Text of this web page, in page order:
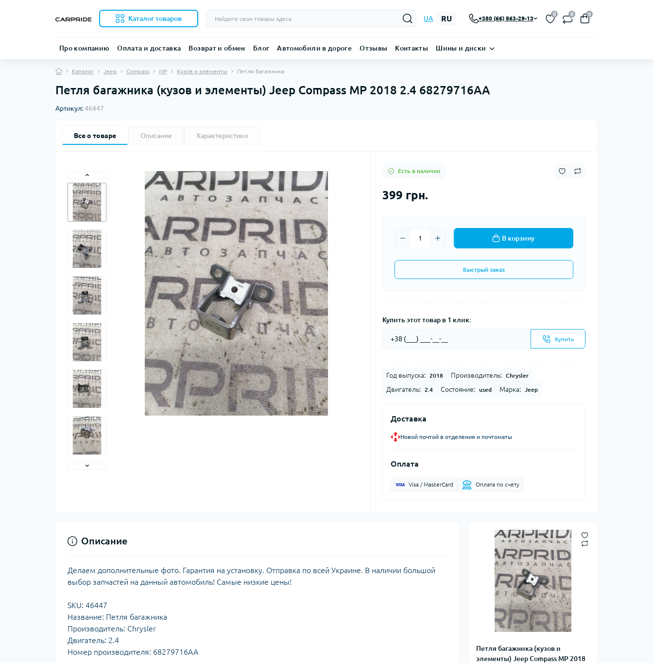
Каталог товаров UA RU +380 (66) 863-29-13
0 0 0
Про компанию Оплата и доставка Возврат и обмен Блог Автомобили в дороге Отзывы Контакты Шины и диски
Каталог Jeep Compass MP Кузов и элементы Петля багажника
Петля багажника (кузов и элементы) Jeep Compass MP 2018 2.4 68279716AA
Артикул:46447
Все о товаре Описание Характеристики
Есть в наличии
399 грн.
В корзину
Быстрый заказ
Купить этот товар в 1 клик:
Купить
Год выпуска: 2018 Производитель: Chrysler
Двигатель: 2.4 Состояние: used Марка: Jeep
Доставка
Новой почтой в отделения и почтоматы
Оплата
Visa / MasterCard Оплата по счету
Петля багажника (кузов и
элементы) Jeep Compass MP 2018
Описание
Делаем дополнительные фото. Гарантия на установку. Отправка по всей Украине. В наличии большой
выбор запчастей на данный автомобиль! Самые низкие цены!
SKU: 46447
Название: Петля багажника
Производитель: Chrysler
Двигатель: 2.4
Номер производителя: 68279716AA